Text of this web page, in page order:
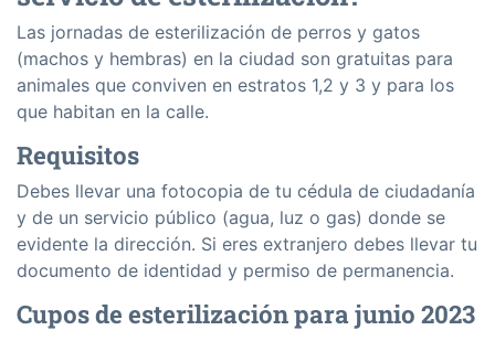
Las jornadas de esterilización de perros y gatos
(machos y hembras) en la ciudad son gratuitas para
animales que conviven en estratos 1,2 y 3 y para los
que habitan en la calle.
Requisitos
Debes llevar una fotocopia de tu cédula de ciudadanía
y de un servicio público (agua, luz o gas) donde se
evidente la dirección. Si eres extranjero debes llevar tu
documento de identidad y permiso de permanencia.
Cupos de esterilización para junio 2023